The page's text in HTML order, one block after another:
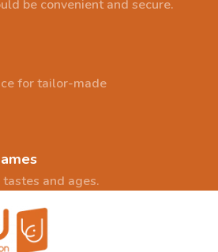
be convenient and secure.
for tailor-made
and ages.